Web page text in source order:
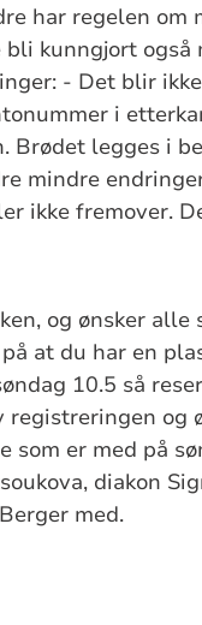
har regelen om
kunngjort
- Det blir
i
Brødet legges i
mindre
ikke fremover.
og ønsker alle
at du har en
10.5 så
og
er med på
diakon
med.